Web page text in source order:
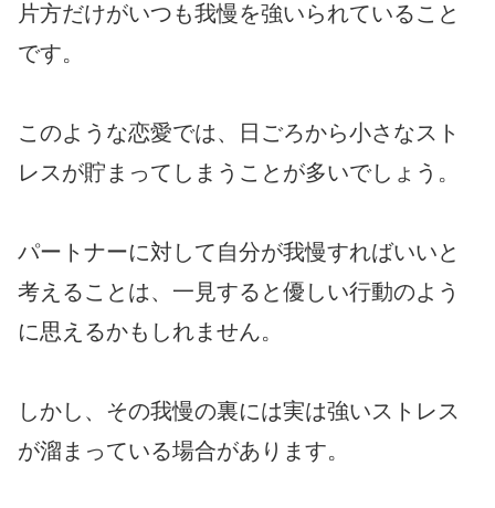
片方だけがいつも我慢を強いられていること
です。
このような恋愛では、日ごろから小さなスト
レスが貯まってしまうことが多いでしょう。
パートナーに対して自分が我慢すればいいと
考えることは、一見すると優しい行動のよう
に思えるかもしれません。
しかし、その我慢の裏には実は強いストレス
が溜まっている場合があります。